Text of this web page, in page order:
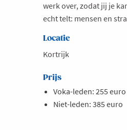
werk over, zodat jij je
echt telt: mensen en
Locatie
Kortrijk
Prijs
Voka-leden: 255 euro
Niet-leden: 385 euro